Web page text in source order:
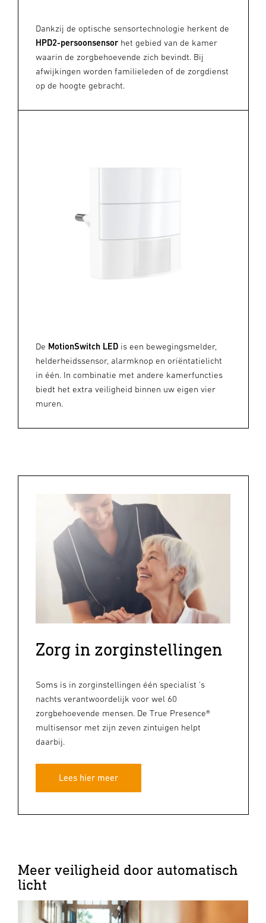
Dankzij de optische sensortechnologie herkent de
HPD2-persoonsensor het gebied van de kamer
waarin de zorgbehoevende zich bevindt. Bij
afwijkingen worden familieleden of de zorgdienst
op de hoogte gebracht.
De MotionSwitch LED is een bewegingsmelder,
helderheidssensor, alarmknop en oriëntatielicht
in één. In combinatie met andere kamerfuncties
biedt het extra veiligheid binnen uw eigen vier
muren.
Zorg in zorginstellingen
Soms is in zorginstellingen één specialist 's
nachts verantwoordelijk voor wel 60
zorgbehoevende mensen. De True Presence®
multisensor met zijn zeven zintuigen helpt
daarbij.
Lees hier meer
Meer veiligheid door automatisch
licht